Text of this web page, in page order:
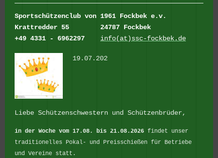
Sportschützenclub von 1961 Fockbek e.v.
Krattredder 55
24787 Fockbek
+49 4331 - 6962297
info(at)ssc-fockbek.de
19.07.202
Liebe Schützenschwestern und Schützenbrüder,
in der Woche vom 17.08. bis 21.08.2026 findet unser
traditionelles Pokal- und Preisschießen für Betriebe
und Vereine statt.